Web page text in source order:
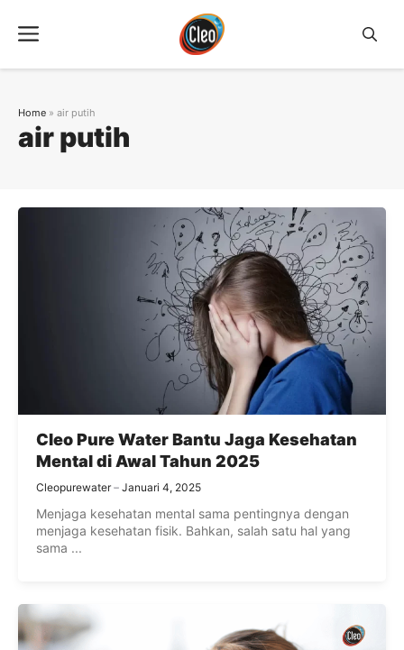
Menu
air putih
Home » air putih
Cleo Pure Water Bantu Jaga Kesehatan
Mental di Awal Tahun 2025
Cleopurewater Januari 4, 2025
Menjaga kesehatan mental sama pentingnya dengan
menjaga kesehatan fisik. Bahkan, salah satu hal yang
sama ...